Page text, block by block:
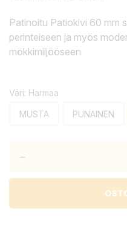
Patinoitu Patiokivi 60 mm
perinteiseen ja myös
mökkimiljööseen
Väri: Harmaa
MUSTA PUNAINEN
–